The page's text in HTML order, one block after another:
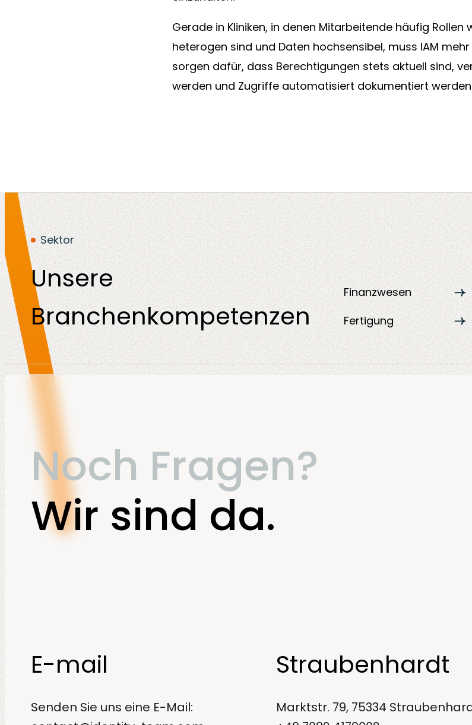
Gerade in Kliniken, in denen Mitarbeitende häufig Rollen
heterogen sind und Daten hochsensibel, muss IAM mehr
sorgen dafür, dass Berechtigungen stets aktuell sind,
werden und Zugriffe automatisiert dokumentiert
Sektor
Unsere
Branchenkompetenzen
Finanzwesen
Fertigung
Noch Fragen?
Wir sind da.
E-mail
Senden Sie uns eine E-Mail:
Straubenhardt
Marktstr. 79, 75334